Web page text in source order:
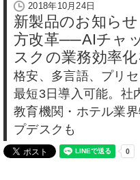
2018年10月24日
新製品のお知ら
方改革──AIチャ
スクの業務効率
格安、多言語、プリ
最短3日導入可能。社
教育機関・ホテル業
プデスクも